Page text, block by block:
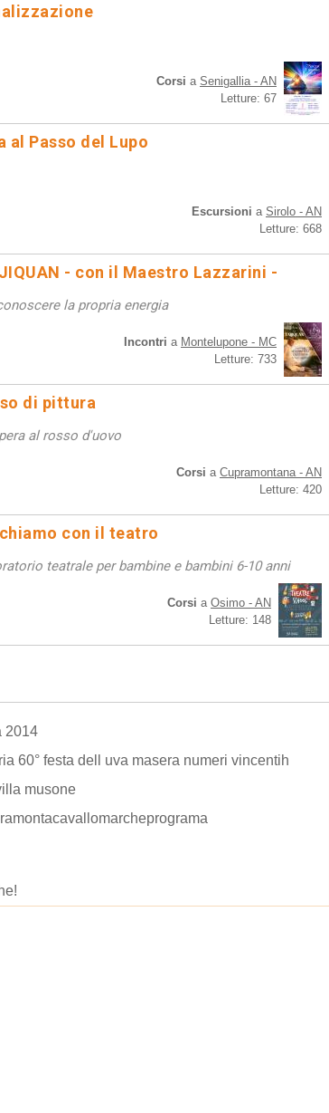
Corsi a Senigallia - AN
Letture: 67
al Passo del Lupo
Escursioni a Sirolo - AN
Letture: 668
- con il Maestro Lazzarini -
la propria energia
Incontri a Montelupone - MC
Letture: 733
di pittura
al rosso d'uovo
Corsi a Cupramontana - AN
Letture: 420
con il teatro
teatrale per bambine e bambini 6-10 anni
Corsi a Osimo - AN
Letture: 148
2014
60° festa dell uva masera numeri vincentih
musone